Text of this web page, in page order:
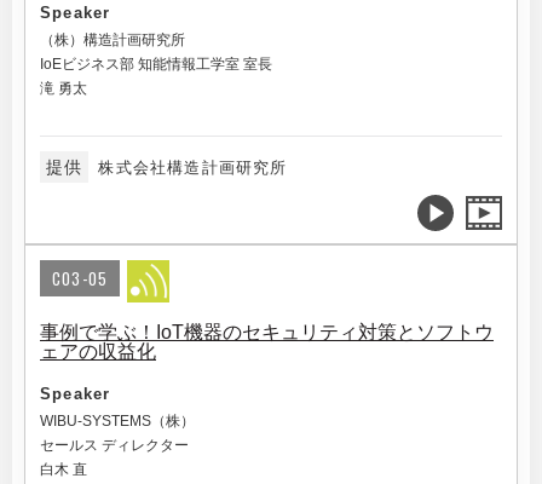
Speaker
（株）構造計画研究所
IoEビジネス部 知能情報工学室 室長
滝 勇太
提供 株式会社構造計画研究所
C03-05
事例で学ぶ！IoT機器のセキュリティ対策とソフトウ
ェアの収益化
Speaker
WIBU-SYSTEMS（株）
セールス ディレクター
白木 直